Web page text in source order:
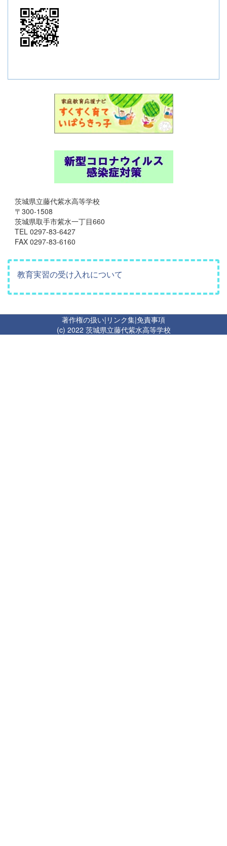
茨城県立藤代紫水高等学校
〒300-1508
茨城県取手市紫水一丁目660
TEL 0297-83-6427
FAX 0297-83-6160
教育実習の受け入れについて
著作権の扱い| リンク集|免責事項
(c) 2022 茨城県立藤代紫水高等学校